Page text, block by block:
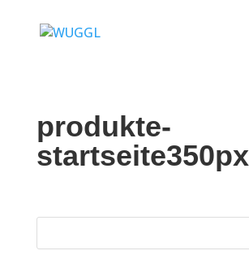
produkte-
startseite350px